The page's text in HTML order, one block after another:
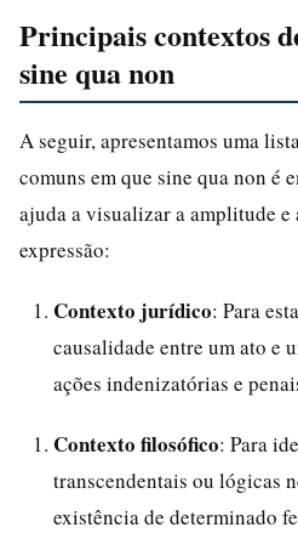
Principais contextos
sine qua non
A seguir, apresentamos uma
comuns em que sine qua non é
ajuda a visualizar a amplitude e
expressão:
Contexto jurídico: Para
causalidade entre um ato e
ações indenizatórias e
Contexto filosófico: Para
transcendentais ou lógicas
existência de determinado